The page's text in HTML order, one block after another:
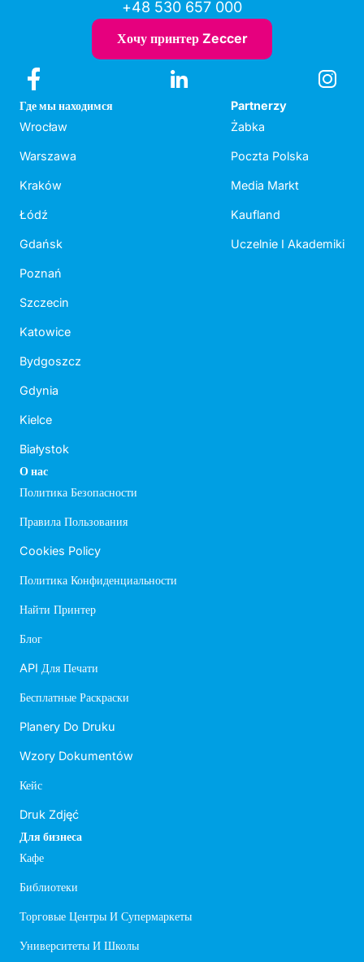
+48 530 657 000
Хочу принтер Zeccer
Где мы находимся
Wrocław
Warszawa
Kraków
Łódź
Gdańsk
Poznań
Szczecin
Katowice
Bydgoszcz
Gdynia
Kielce
Białystok
Partnerzy
Żabka
Poczta Polska
Media Markt
Kaufland
Uczelnie I Akademiki
О нас
Политика Безопасности
Правила Пользования
Cookies Policy
Политика Конфиденциальности
Найти Принтер
Блог
API Для Печати
Бесплатные Раскраски
Planery Do Druku
Wzory Dokumentów
Кейс
Druk Zdjęć
Для бизнеса
Кафе
Библиотеки
Торговые Центры И Супермаркеты
Университеты И Школы